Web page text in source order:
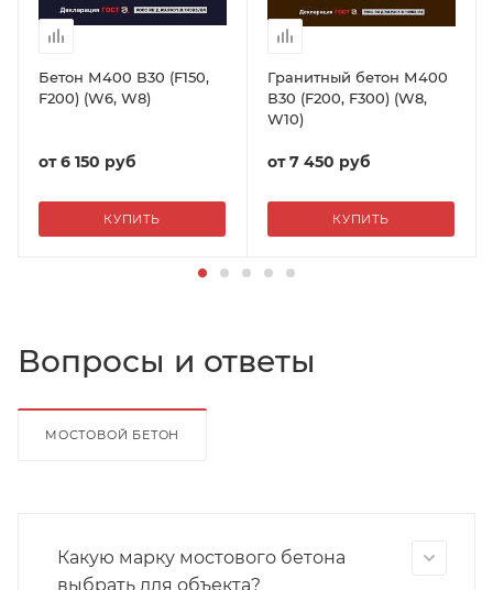
Бетон М400 В30 (F150,
F200) (W6, W8)
от6 150 руб
КУПИТЬ
Гранитный бетон М400
В30 (F200, F300) (W8,
W10)
от7 450 руб
КУПИТЬ
Вопросы и ответы
МОСТОВОЙ БЕТОН
Какую марку мостового бетона
выбрать для объекта?